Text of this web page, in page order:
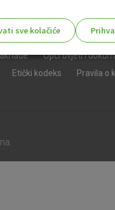
Opći uvjeti i
Etički kodeks Pravila o
sve kolačiće